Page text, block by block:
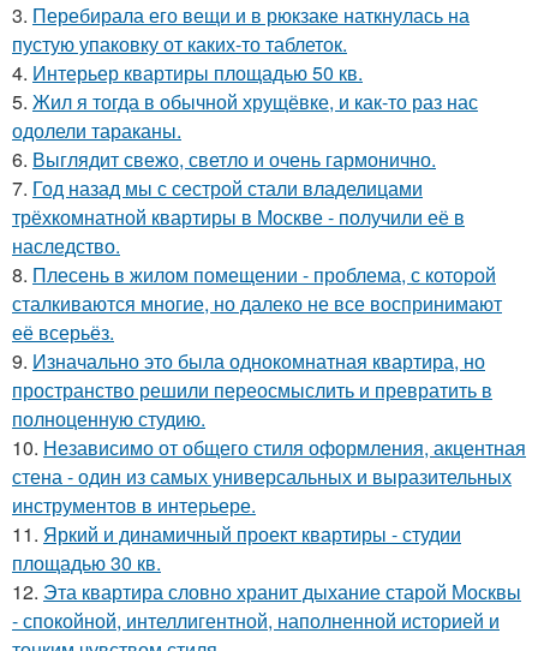
3. Перебирала его вещи и в рюкзаке наткнулась на
пустую упаковку от каких-то таблеток.
4. Интерьер квартиры площадью 50 кв.
5. Жил я тогда в обычной хрущёвке, и как-то раз нас
одолели тараканы.
6. Выглядит свежо, светло и очень гармонично.
7. Год назад мы с сестрой стали владелицами
трёхкомнатной квартиры в Москве - получили её в
наследство.
8. Плесень в жилом помещении - проблема, с которой
сталкиваются многие, но далеко не все воспринимают
её всерьёз.
9. Изначально это была однокомнатная квартира, но
пространство решили переосмыслить и превратить в
полноценную студию.
10. Независимо от общего стиля оформления, акцентная
стена - один из самых универсальных и выразительных
инструментов в интерьере.
11. Яркий и динамичный проект квартиры - студии
площадью 30 кв.
12. Эта квартира словно хранит дыхание старой Москвы
- спокойной, интеллигентной, наполненной историей и